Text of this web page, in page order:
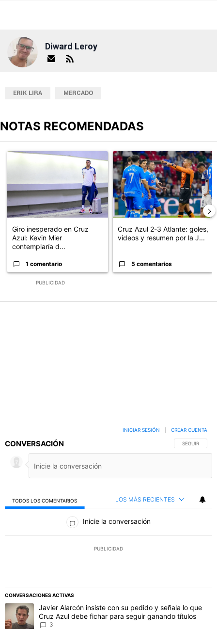
Diward Leroy
ERIK LIRA MERCADO
NOTAS RECOMENDADAS
PUBLICIDAD
Un artículo de tendencia con el título "Giro inesperado en Cruz
Giro inesperado en Cruz
Azul: Kevin Mier
contemplaría d...
1 comentario
Un artículo de tendencia con el
Cruz Azul 2-3 Atlante: goles,
videos y resumen por la J...
5 comentarios
CONVERSACIÓN SIGA ESTA
SEGUIR
INICIAR SESIÓN CREAR CUENTA
TODOS LOS COMENTARIOS LOS MÁS RECIENTES
Todos los comentarios
Inicie la conversación
PUBLICIDAD
CONVERSACIONES ACTIVAS
Este listado muestra los artículos con más comentarios en los
Un artículo de tendencia con el título "Javier Alarcón insiste con
Javier Alarcón insiste con su pedido y señala lo que
Cruz Azul debe fichar para seguir ganando títulos
3